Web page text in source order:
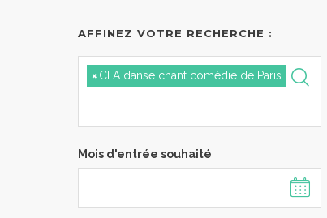
AFFINEZ VOTRE RECHERCHE :
× CFA danse chant comédie de Paris
Mois d'entrée souhaité